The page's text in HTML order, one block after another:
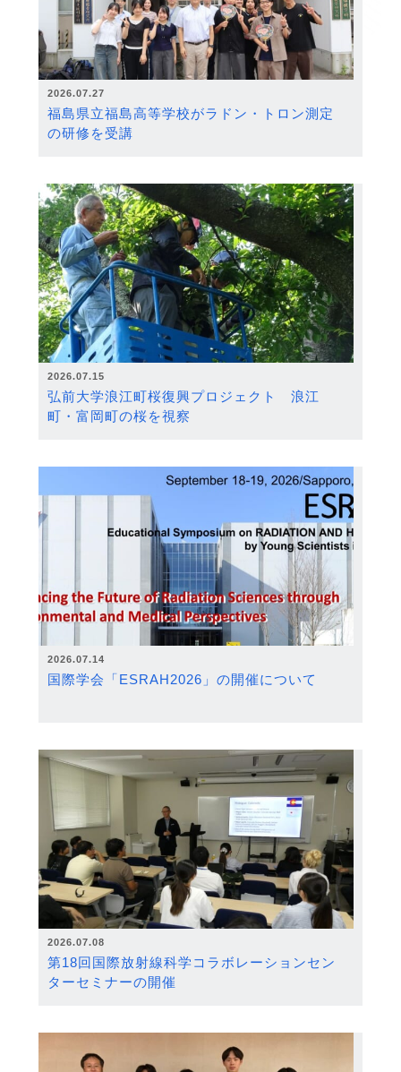
2026.07.27
福島県立福島高等学校がラドン・トロン測定
の研修を受講
2026.07.15
弘前大学浪江町桜復興プロジェクト 浪江
町・富岡町の桜を視察
2026.07.14
国際学会「ESRAH2026」の開催について
2026.07.08
第18回国際放射線科学コラボレーションセン
ターセミナーの開催